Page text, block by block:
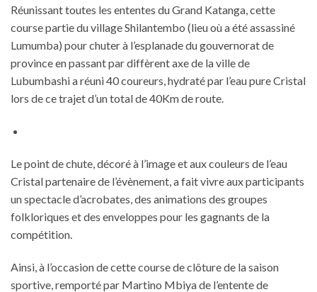
Réunissant toutes les ententes du Grand Katanga, cette
course partie du village Shilantembo (lieu où a été assassiné
Lumumba) pour chuter à l’esplanade du gouvernorat de
province en passant par diffèrent axe de la ville de
Lubumbashi a réuni 40 coureurs, hydraté par l’eau pure Cristal
lors de ce trajet d’un total de 40Km de route.
Le point de chute, décoré à l’image et aux couleurs de l’eau
Cristal partenaire de l’évènement, a fait vivre aux participants
un spectacle d’acrobates, des animations des groupes
folkloriques et des enveloppes pour les gagnants de la
compétition.
Ainsi, à l’occasion de cette course de clôture de la saison
sportive, remporté par Martino Mbiya de l’entente de